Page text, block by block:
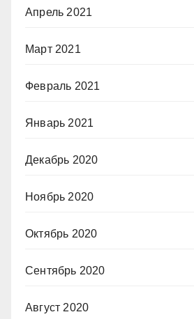
Апрель 2021
Март 2021
Февраль 2021
Январь 2021
Декабрь 2020
Ноябрь 2020
Октябрь 2020
Сентябрь 2020
Август 2020